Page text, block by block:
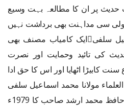
حديث پر ان کا مطالعہ بہت وسيع
سی مداہنت بھی برداشت نہيں
کرتے تھے۔مولانا محمد اسماعيل سلفیايک کامياب مصنف بھی
کی تائيد وحمايت اور نصرت
کابیڑا اٹھایا اور اس کا حق ادا
مولانا محمد اسماعیل سلفی
﷫‘‘ محترمہ سعدیہ ارشد بنت حافظ محمد ارشد صاحب کا 1979ء